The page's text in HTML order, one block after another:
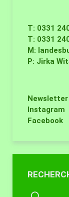
T: 0331
T: 0331
M:
P: Jirka
Newsletter
Instagram
Facebook